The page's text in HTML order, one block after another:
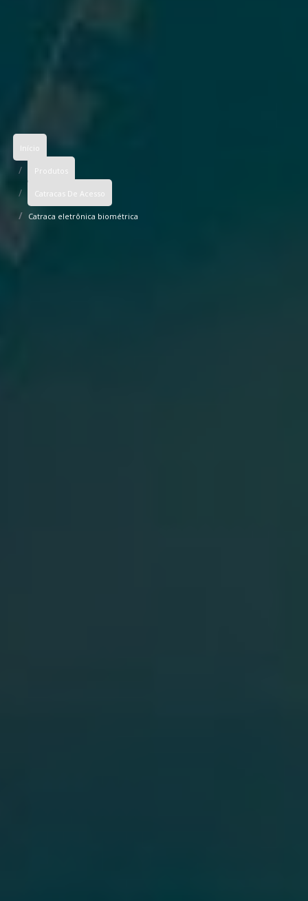
Início
Produtos
Catracas De Acesso
Catraca eletrônica biométrica